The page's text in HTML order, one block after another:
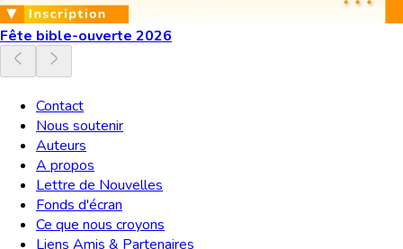
Fête bible-ouverte 2026
Contact
Nous soutenir
Auteurs
A propos
Lettre de Nouvelles
Fonds d'écran
Ce que nous croyons
Liens Amis & Partenaires